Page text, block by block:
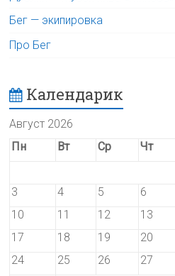
Бег — экипировка
Про Бег
Календарик
Август 2026
Пн
Вт Ср Чт
3
4 5 6
10
11 12 13
17
18 19 20
24
25 26 27